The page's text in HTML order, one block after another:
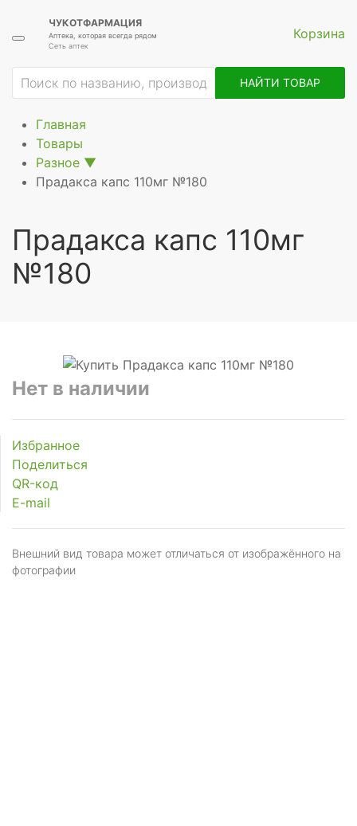
ЧУКОТФАРМАЦИЯ
Аптека, которая всегда рядом
Сеть аптек
Корзина
НАЙТИ ТОВАР
Главная
Товары
Разное ▼
Прадакса капс 110мг №180
Прадакса капс 110мг
№180
Нет в наличии
Избранное
Поделиться
QR-код
E-mail
Внешний вид товара может отличаться от изображённого на
фотографии